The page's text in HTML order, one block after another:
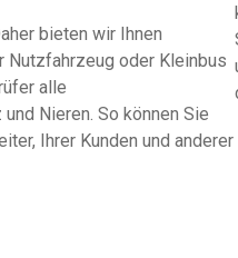
bieten wir Ihnen
oder Kleinbus
alle
Nieren. So können Sie
Ihrer Kunden und anderer